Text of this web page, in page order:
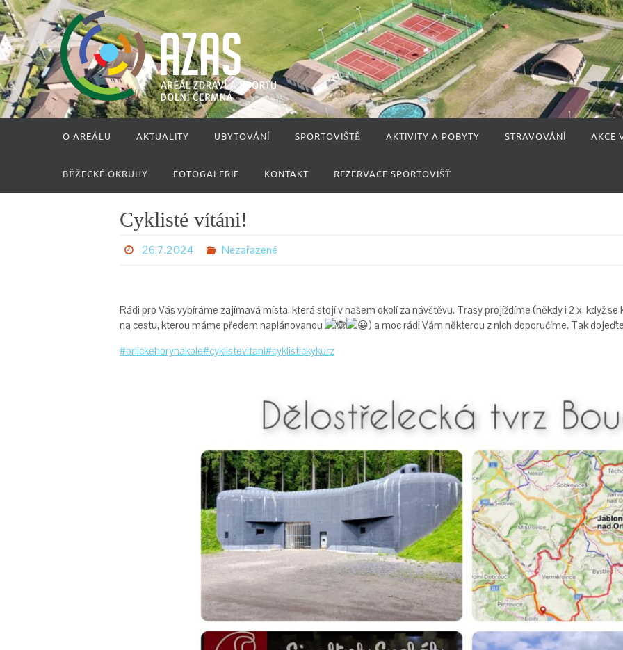
Přeskočit
na
obsah
O AREÁLU AKTUALITY UBYTOVÁNÍ SPORTOVIŠTĚ AKTIVITY A POBYTY STRAVOVÁNÍ AKCE
BĚŽECKÉ OKRUHY FOTOGALERIE KONTAKT REZERVACE SPORTOVIŠŤ
Cyklisté vítáni!
26.7.2024 Nezařazené
Rádi pro Vás vybíráme zajímavá místa, která stojí v našem okolí za návštěvu. Trasy projíždíme (někdy i 2 x, když
na cestu, kterou máme předem naplánovanou
) a moc rádi Vám některou z nich doporučíme. Tak
#orlickehorynakole#cyklistevitani#cyklistickykurz